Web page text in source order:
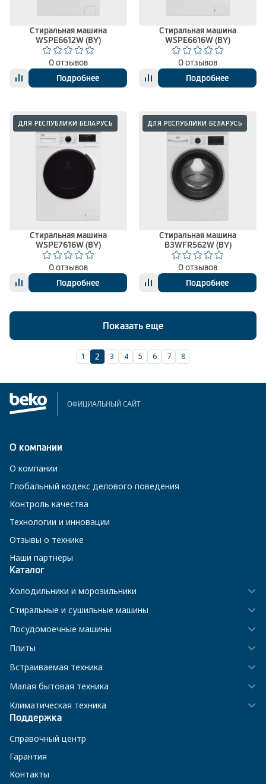
Стиральная машина
WSPE6612W (BY)
0 отзывов
Подробнее
Стиральная машина
WSPE6616W (BY)
0 отзывов
Подробнее
ДЛЯ РЕСПУБЛИКИ БЕЛАРУСЬ
Стиральная машина
WSPE7616W (BY)
0 отзывов
Подробнее
ДЛЯ РЕСПУБЛИКИ БЕЛАРУСЬ
Стиральная машина
B3WFR562W (BY)
0 отзывов
Подробнее
Показать еще
1 2 3 4 5 6 7 8
ОФИЦИАЛЬНЫЙ САЙТ
О компании
О компании
Глобальный кодекс делового поведения
Контроль качества
Технологии и инновации
Отзывы о технике
Наши партнёры
Каталог
Холодильники и морозильники
Стиральные и сушильные машины
Посудомоечные машины
Плиты
Встраиваемая техника
Малая бытовая техника
Климатическая техника
Поддержка
Справочный центр
Гарантия
Контакты